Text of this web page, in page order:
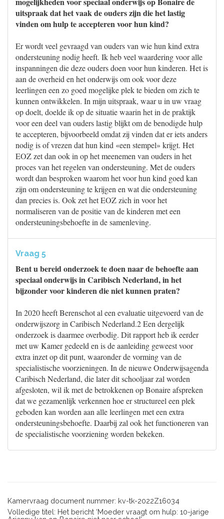
uitspraak dat het vaak de ouders zijn die het lastig
vinden om hulp te accepteren voor hun kind?
Er wordt veel gevraagd van ouders van wie hun kind extra
ondersteuning nodig heeft. Ik heb veel waardering voor alle
inspanningen die deze ouders doen voor hun kinderen. Het is
aan de overheid en het onderwijs om ook voor deze
leerlingen een zo goed mogelijke plek te bieden om zich te
kunnen ontwikkelen. In mijn uitspraak, waar u in uw vraag
op doelt, doelde ik op de situatie waarin het in de praktijk
voor een deel van ouders lastig blijkt om de benodigde hulp
te accepteren, bijvoorbeeld omdat zij vinden dat er iets anders
nodig is of vrezen dat hun kind «een stempel» krijgt. Het
EOZ zet dan ook in op het meenemen van ouders in het
proces van het regelen van ondersteuning. Met de ouders
wordt dan besproken waarom het voor hun kind goed kan
zijn om ondersteuning te krijgen en wat die ondersteuning
dan precies is. Ook zet het EOZ zich in voor het
normaliseren van de positie van de kinderen met een
ondersteuningsbehoefte in de samenleving.
Vraag 5
Bent u bereid onderzoek te doen naar de behoefte aan
speciaal onderwijs in Caribisch Nederland, in het
bijzonder voor kinderen die niet kunnen praten?
In 2020 heeft Berenschot al een evaluatie uitgevoerd van de
onderwijszorg in Caribisch Nederland.2 Een dergelijk
onderzoek is daarmee overbodig. Dit rapport heb ik eerder
met uw Kamer gedeeld en is de aanleiding geweest voor
extra inzet op dit punt, waaronder de vorming van de
specialistische voorzieningen. In de nieuwe Onderwijsagenda
Caribisch Nederland, die later dit schooljaar zal worden
afgesloten, wil ik met de betrokkenen op Bonaire afspreken
dat we gezamenlijk verkennen hoe er structureel een plek
geboden kan worden aan alle leerlingen met een extra
ondersteuningsbehoefte. Daarbij zal ook het functioneren van
de specialistische voorziening worden bekeken.
Kamervraag document nummer: kv-tk-2022Z16034
Volledige titel: Het bericht ‘Moeder vraagt om hulp: 10-jarige